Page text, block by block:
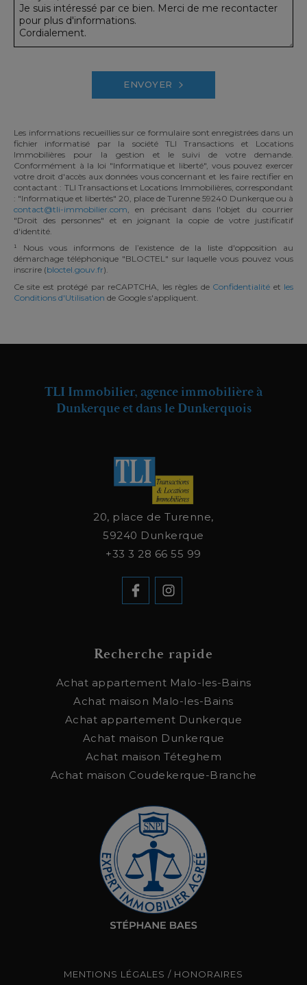
ENVOYER
Les informations recueillies sur ce formulaire sont enregistrées dans un
fichier informatisé par la société TLI Transactions et Locations
Immobilières pour la gestion et le suivi de votre demande.
Conformément à la loi "Informatique et liberté", vous pouvez exercer
votre droit d'accès aux données vous concernant et les faire rectifier en
contactant : TLI Transactions et Locations Immobilières, correspondant
: "Informatique et libertés" 20, place de Turenne 59240 Dunkerque ou à
contact@tli-immobilier.com , en précisant dans l'objet du courrier
"Droit des personnes" et en joignant la copie de votre justificatif
d'identité.
¹ Nous vous informons de l’existence de la liste d'opposition au
démarchage téléphonique "BLOCTEL" sur laquelle vous pouvez vous
inscrire (bloctel.gouv.fr).
Ce site est protégé par reCAPTCHA, les règles de Confidentialité et les
Conditions d'Utilisation de Google s'appliquent.
TLI Immobilier, agence immobilière à
Dunkerque et dans le Dunkerquois
20, place de Turenne,
59240 Dunkerque
+33 3 28 66 55 99
Recherche rapide
Achat appartement Malo-les-Bains
Achat maison Malo-les-Bains
Achat appartement Dunkerque
Achat maison Dunkerque
Achat maison Téteghem
Achat maison Coudekerque-Branche
MENTIONS LÉGALES / HONORAIRES